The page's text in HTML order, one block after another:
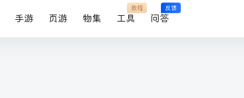
手游 页游 物集 工具
教程
问答
反馈